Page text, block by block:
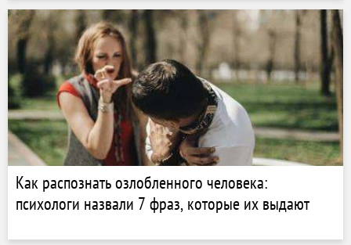
Как распознать озлобленного человека:
психологи назвали 7 фраз, которые их выдают